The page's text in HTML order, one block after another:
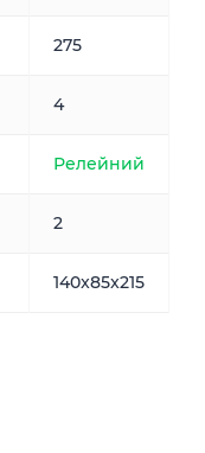
275
4
Релейний
2
140x85x215